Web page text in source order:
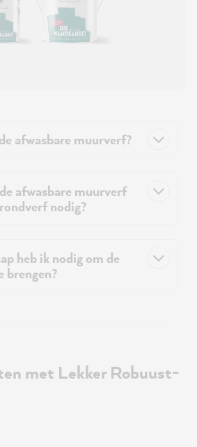
afwasbare muurverf?
afwasbare muurverf
nodig?
heb ik nodig om de
brengen?
met Lekker Robuust-